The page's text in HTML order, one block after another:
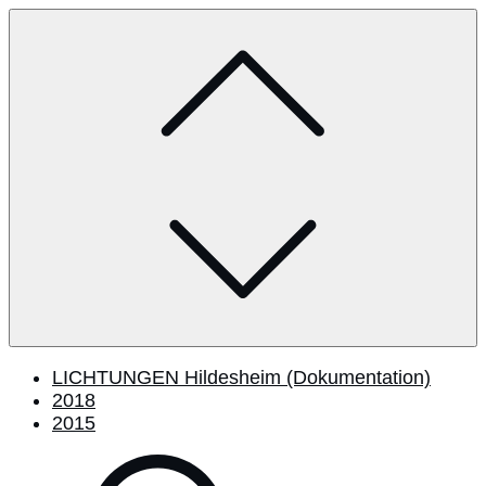
Skip
LICHTUNGEN Hildesheim (Dokumentation)
2018
2015